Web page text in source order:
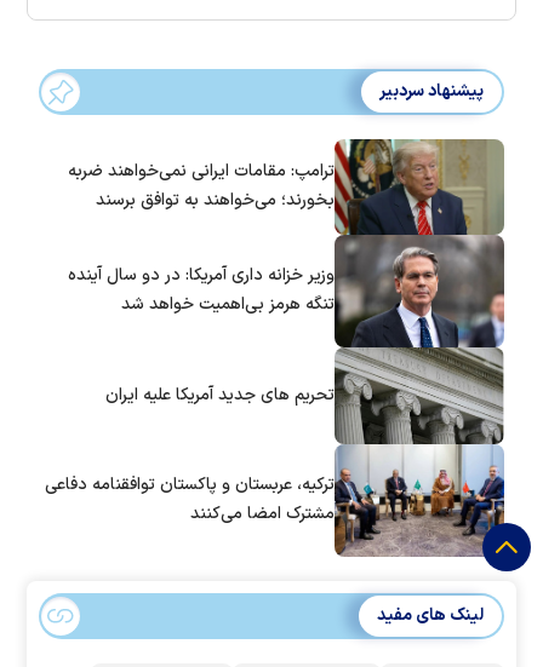
پیشنهاد سردبیر
ترامپ: مقامات ایرانی نمی‌خواهند ضربه
بخورند؛ می‌خواهند به توافق برسند
وزیر خزانه داری آمریکا: در دو سال آینده
تنگه هرمز بی‌اهمیت خواهد شد
تحریم های جدید آمریکا علیه ایران
ترکیه، عربستان و پاکستان توافقنامه دفاعی
مشترک امضا می‌کنند
لینک های مفید